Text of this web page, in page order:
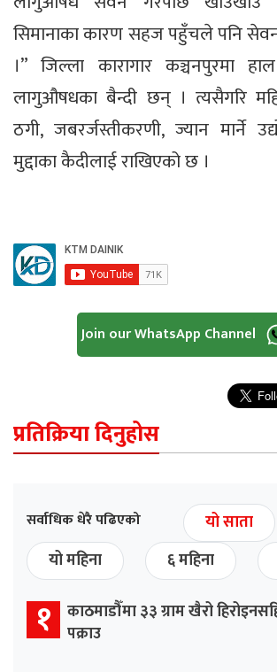
सिमानाका कारण सहज पहुँचले पनि
।” जिल्ला कारागार कञ्चनपुरमा
लागुऔषधका बैन्दी छन् । त्यसैगरि
ठगी, जबरर्जस्तीकरणी, ज्यान मार्ने
मुद्दाका कैदीलाई राखिएको छ ।
Join our WhatsApp Channel
प्रतिक्रिया दिनुहोस
सर्वाधिक धेरै पढिएको
यो साता
यो महिना
६ महिना
१ काठमाडौँमा ३३ ग्राम खैरो
पक्राउ